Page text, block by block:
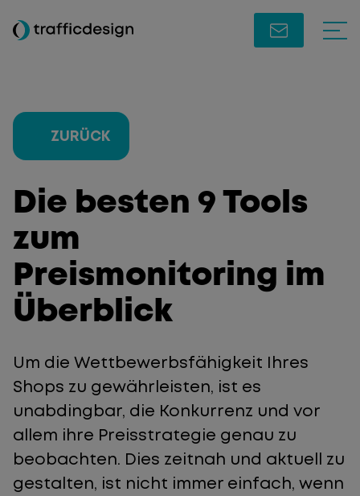
ZURÜCK
Die besten 9 Tools
zum
Preismonitoring im
Überblick
Um die Wettbewerbsfähigkeit Ihres
Shops zu gewährleisten, ist es
unabdingbar, die Konkurrenz und vor
allem ihre Preisstrategie genau zu
beobachten. Dies zeitnah und aktuell zu
gestalten, ist nicht immer einfach, wenn